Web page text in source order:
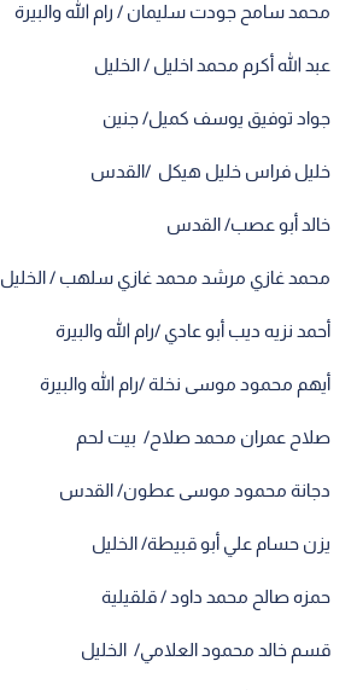
محمد سامح جودت سليمان / رام الله والبيرة
عبد الله أكرم محمد اخليل / الخليل
جواد توفيق يوسف كميل/ جنين
خليل فراس خليل هيكل /القدس
خالد أبو عصب/ القدس
محمد غازي مرشد محمد غازي سلهب / الخليل
أحمد نزيه ديب أبو عادي /رام الله والبيرة
أيهم محمود موسى نخلة /رام الله والبيرة
صلاح عمران محمد صلاح/ بيت لحم
دجانة محمود موسى عطون/ القدس
يزن حسام علي أبو قبيطة/ الخليل
حمزه صالح محمد داود / قلقيلية
قسم خالد محمود العلامي/ الخليل